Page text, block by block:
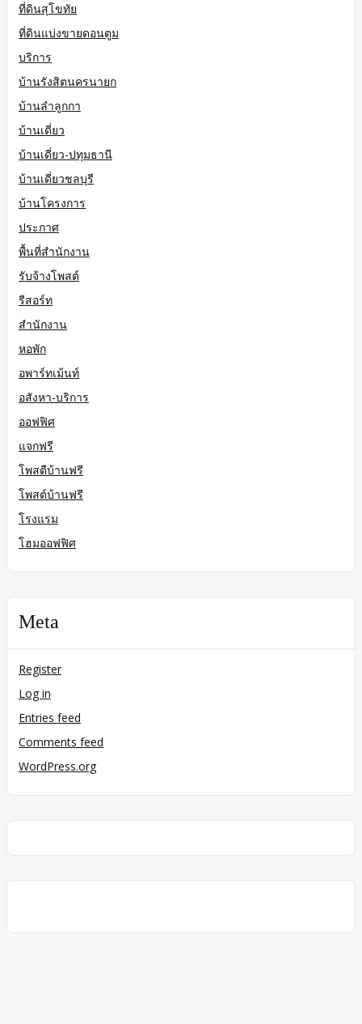
ที่ดินสุโขทัย
ที่ดินแบ่งขายดอนตูม
บริการ
บ้านรังสิตนครนายก
บ้านลำลูกกา
บ้านเดี่ยว
บ้านเดี่ยว-ปทุมธานี
บ้านเดี่ยวชลบุรี
บ้านโครงการ
ประกาศ
พื้นที่สำนักงาน
รับจ้างโพสต์
รีสอร์ท
สำนักงาน
หอพัก
อพาร์ทเม้นท์
อสังหา-บริการ
ออฟฟิศ
แจกฟรี
โพสตืบ้านฟรี
โพสต์บ้านฟรี
โรงแรม
โฮมออฟฟิศ
Meta
Register
Log in
Entries feed
Comments feed
WordPress.org